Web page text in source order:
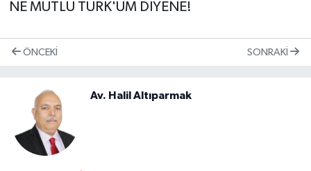
NE MUTLU TÜRK'ÜM DİYENE!
ÖNCEKI SONRAKI
Av. Halil Altıparmak